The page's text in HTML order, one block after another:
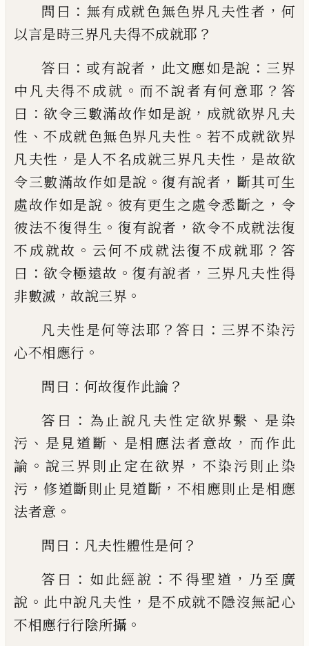
問 曰 ： 無有成就色無色界凡夫性者 ， 何
以言是時三界凡夫得不成就耶 ？
答曰 ： 或有說者 ， 此文應如是說 ： 三界
中凡夫得不成就 。 而不說者有何意耶 ？ 答
曰 ：欲令三數滿故作如是說 ， 成就欲界凡夫
性 、不成就色無色界凡夫性 。 若不成就欲界
凡夫性 ， 是人不名成就三界凡夫性 ， 是故欲
令三數滿故作如是說 。復有說者 ， 斷其可生
處故作如是說 。 彼有更生之處令悉斷之 ， 令
彼法不復得生 。 復有說者 ，欲令不成就法復
不成就故 。 云何不成就法復不成就耶 ？ 答
曰 ：欲令極遠故 。復有說者 ， 三界凡夫性得
非數滅 ， 故說三界 。
凡夫性是何等法耶 ？答曰 ： 三界不染污
心不相應行 。
問曰 ： 何故復作此論 ？
答曰 ： 為止說凡 夫性定欲界繫 、 是染
污 、 是見道斷 、 是相應法者意故 ， 而作此
論 。 說三界則止定在欲界 ， 不染污則止染
污 ，修道斷則止見道斷 ， 不相應則 止是相應
法者意 。
問曰 ： 凡夫性體性是何 ？
答 曰 ： 如此經說 ：不得聖道 ， 乃至廣
說 。 此中說凡夫性 ， 是不成就不隱沒無記心
不相應行行陰所攝 。